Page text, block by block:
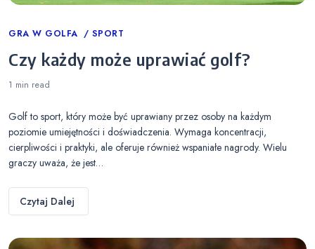
Categories
GRA W GOLFA SPORT
Czy każdy może uprawiać golf?
1 min read
Golf to sport, który może być uprawiany przez osoby na każdym
poziomie umiejętności i doświadczenia. Wymaga koncentracji,
cierpliwości i praktyki, ale oferuje również wspaniałe nagrody. Wielu
graczy uważa, że jest…
Czytaj Dalej